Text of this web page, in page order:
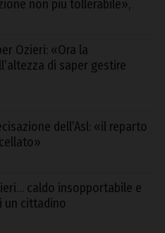
non più tollerabile»,
Ozieri: «Ora la
di saper gestire
dell’Asl: «il reparto
caldo insopportabile e
un cittadino